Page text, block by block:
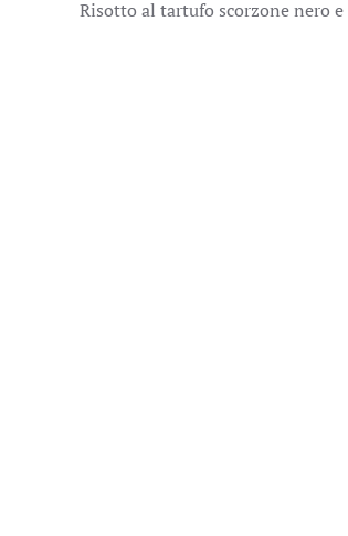
Risotto al tartufo scorzone nero